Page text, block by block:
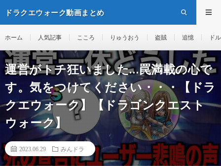
ドラクエウォーク動画まとめ
ホーム 人気記事 こころ りゅうおう 盗賊 追憶 ド
運営がトチ狂いました…罠満載の心で
す。気をつけてください・・・【ドラ
クエウォーク】【ドラゴンクエスト
ウォーク】
2023.06.29 みんドラ